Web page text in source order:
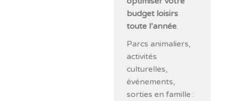
budget loisirs
toute l’année.
Parcs animaliers,
activités
culturelles,
événements,
sorties en famille :